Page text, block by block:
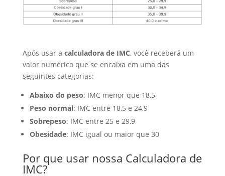
Após usar a calculadora de IMC, você receberá um
valor numérico que se encaixa em uma das
seguintes categorias:
Abaixo do peso: IMC menor que 18,5
Peso normal: IMC entre 18,5 e 24,9
Sobrepeso: IMC entre 25 e 29,9
Obesidade: IMC igual ou maior que 30
Por que usar nossa Calculadora de
IMC?